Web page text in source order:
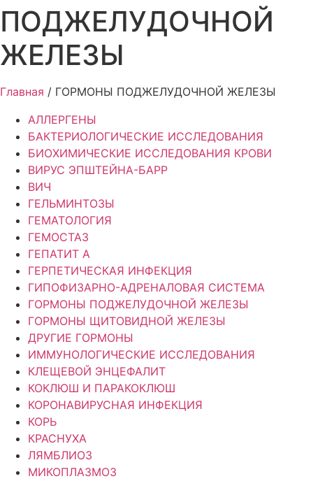
ПОДЖЕЛУДОЧНОЙ
ЖЕЛЕЗЫ
Главная / ГОРМОНЫ ПОДЖЕЛУДОЧНОЙ ЖЕЛЕЗЫ
АЛЛЕРГЕНЫ
БАКТЕРИОЛОГИЧЕСКИЕ ИССЛЕДОВАНИЯ
БИОХИМИЧЕСКИЕ ИССЛЕДОВАНИЯ КРОВИ
ВИРУС ЭПШТЕЙНА-БАРР
ВИЧ
ГЕЛЬМИНТОЗЫ
ГЕМАТОЛОГИЯ
ГЕМОСТАЗ
ГЕПАТИТ A
ГЕРПЕТИЧЕСКАЯ ИНФЕКЦИЯ
ГИПОФИЗАРНО-АДРЕНАЛОВАЯ СИСТЕМА
ГОРМОНЫ ПОДЖЕЛУДОЧНОЙ ЖЕЛЕЗЫ
ГОРМОНЫ ЩИТОВИДНОЙ ЖЕЛЕЗЫ
ДРУГИЕ ГОРМОНЫ
ИММУНОЛОГИЧЕСКИЕ ИССЛЕДОВАНИЯ
КЛЕЩЕВОЙ ЭНЦЕФАЛИТ
КОКЛЮШ И ПАРАКОКЛЮШ
КОРОНАВИРУСНАЯ ИНФЕКЦИЯ
КОРЬ
КРАСНУХА
ЛЯМБЛИОЗ
МИКОПЛАЗМОЗ